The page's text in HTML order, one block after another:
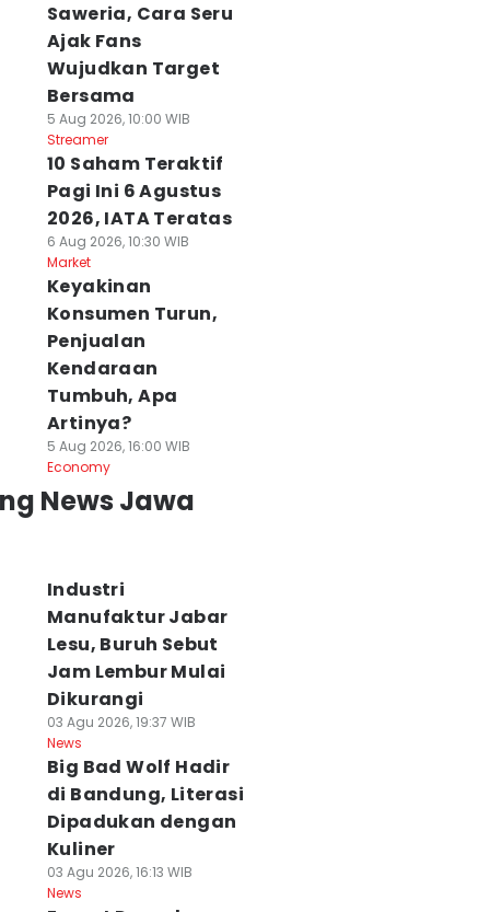
Saweria, Cara Seru
Ajak Fans
Wujudkan Target
Bersama
5 Aug 2026, 10:00 WIB
Streamer
10 Saham Teraktif
Pagi Ini 6 Agustus
2026, IATA Teratas
6 Aug 2026, 10:30 WIB
Market
Keyakinan
Konsumen Turun,
Penjualan
Kendaraan
Tumbuh, Apa
Artinya?
5 Aug 2026, 16:00 WIB
Economy
News Jawa
Industri
Manufaktur Jabar
Lesu, Buruh Sebut
Jam Lembur Mulai
Dikurangi
03 Agu 2026, 19:37 WIB
News
Big Bad Wolf Hadir
di Bandung, Literasi
Dipadukan dengan
Kuliner
03 Agu 2026, 16:13 WIB
News